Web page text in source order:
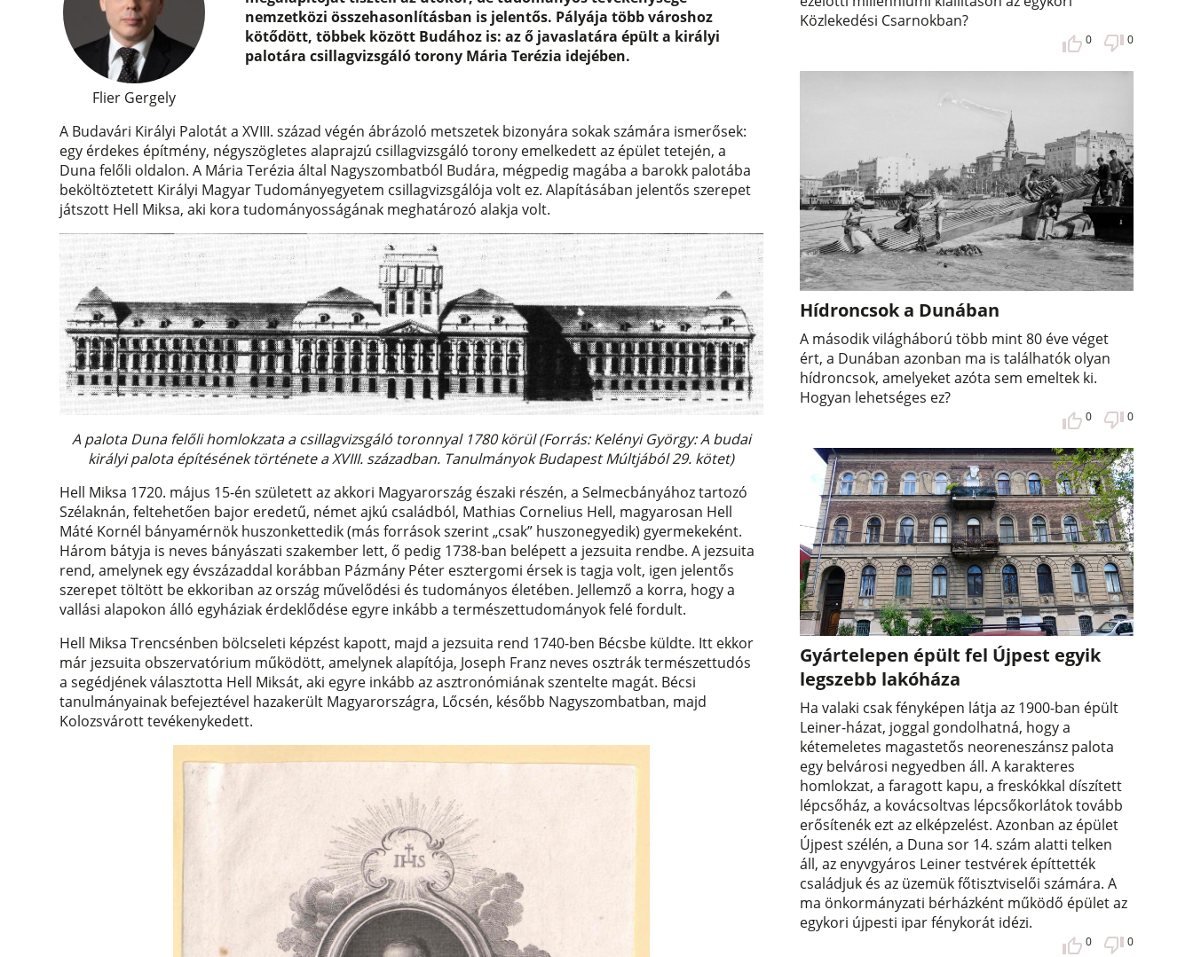
Flier Gergely
nemzetközi összehasonlításban is jelentős. Pályája több városhoz
kötődött, többek között Budához is: az ő javaslatára épült a királyi
palotára csillagvizsgáló torony Mária Terézia idejében.
A Budavári Királyi Palotát a XVIII. század végén ábrázoló metszetek bizonyára sokak számára ismerősek:
egy érdekes építmény, négyszögletes alaprajzú csillagvizsgáló torony emelkedett az épület tetején, a
Duna felőli oldalon. A Mária Terézia által Nagyszombatból Budára, mégpedig magába a barokk palotába
beköltöztetett Királyi Magyar Tudományegyetem csillagvizsgálója volt ez. Alapításában jelentős szerepet
játszott Hell Miksa, aki kora tudományosságának meghatározó alakja volt.
A palota Duna felőli homlokzata a csillagvizsgáló toronnyal 1780 körül (Forrás: Kelényi György: A budai
királyi palota építésének története a XVIII. században. Tanulmányok Budapest Múltjából 29. kötet)
Hell Miksa 1720. május 15-én született az akkori Magyarország északi részén, a Selmecbányához tartozó
Szélaknán, feltehetően bajor eredetű, német ajkú családból, Mathias Cornelius Hell, magyarosan Hell
Máté Kornél bányamérnök huszonkettedik (más források szerint „csak” huszonegyedik) gyermekeként.
Három bátyja is neves bányászati szakember lett, ő pedig 1738-ban belépett a jezsuita rendbe. A jezsuita
rend, amelynek egy évszázaddal korábban Pázmány Péter esztergomi érsek is tagja volt, igen jelentős
szerepet töltött be ekkoriban az ország művelődési és tudományos életében. Jellemző a korra, hogy a
vallási alapokon álló egyháziak érdeklődése egyre inkább a természettudományok felé fordult.
Hell Miksa Trencsénben bölcseleti képzést kapott, majd a jezsuita rend 1740-ben Bécsbe küldte. Itt ekkor
már jezsuita obszervatórium működött, amelynek alapítója, Joseph Franz neves osztrák természettudós
a segédjének választotta Hell Miksát, aki egyre inkább az asztronómiának szentelte magát. Bécsi
tanulmányainak befejeztével hazakerült Magyarországra, Lőcsén, később Nagyszombatban, majd
Kolozsvárott tevékenykedett.
Közlekedési Csarnokban?
0 0
Hídroncsok a Dunában
A második világháború több mint 80 éve véget
ért, a Dunában azonban ma is találhatók olyan
hídroncsok, amelyeket azóta sem emeltek ki.
Hogyan lehetséges ez?
0 0
Gyártelepen épült fel Újpest egyik
legszebb lakóháza
Ha valaki csak fényképen látja az 1900-ban épült
Leiner-házat, joggal gondolhatná, hogy a
kétemeletes magastetős neoreneszánsz palota
egy belvárosi negyedben áll. A karakteres
homlokzat, a faragott kapu, a freskókkal díszített
lépcsőház, a kovácsoltvas lépcsőkorlátok tovább
erősítenék ezt az elképzelést. Azonban az épület
Újpest szélén, a Duna sor 14. szám alatti telken
áll, az enyvgyáros Leiner testvérek építtették
családjuk és az üzemük főtisztviselői számára. A
ma önkormányzati bérházként működő épület az
egykori újpesti ipar fénykorát idézi.
0 0